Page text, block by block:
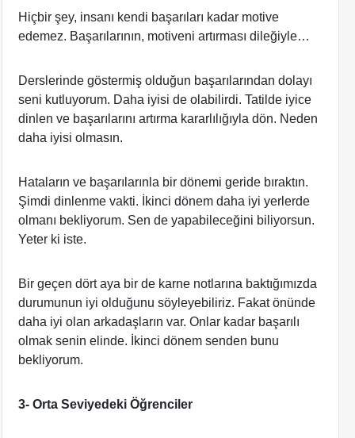
Hiçbir şey, insanı kendi başarıları kadar motive
edemez. Başarılarının, motiveni artırması dileğiyle…
Derslerinde göstermiş olduğun başarılarından dolayı
seni kutluyorum. Daha iyisi de olabilirdi. Tatilde iyice
dinlen ve başarılarını artırma kararlılığıyla dön. Neden
daha iyisi olmasın.
Hataların ve başarılarınla bir dönemi geride bıraktın.
Şimdi dinlenme vakti. İkinci dönem daha iyi yerlerde
olmanı bekliyorum. Sen de yapabileceğini biliyorsun.
Yeter ki iste.
Bir geçen dört aya bir de karne notlarına baktığımızda
durumunun iyi olduğunu söyleyebiliriz. Fakat önünde
daha iyi olan arkadaşların var. Onlar kadar başarılı
olmak senin elinde. İkinci dönem senden bunu
bekliyorum.
3- Orta Seviyedeki Öğrenciler